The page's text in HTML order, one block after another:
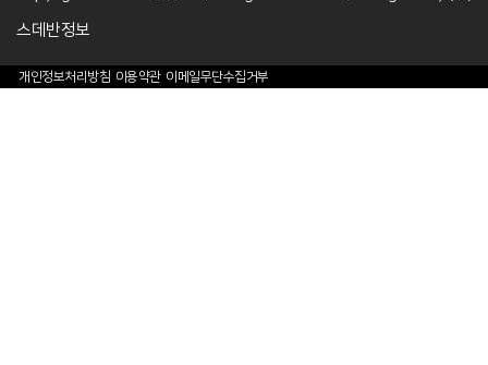
스데반정보
개인정보처리방침 이용약관 이메일무단수집거부